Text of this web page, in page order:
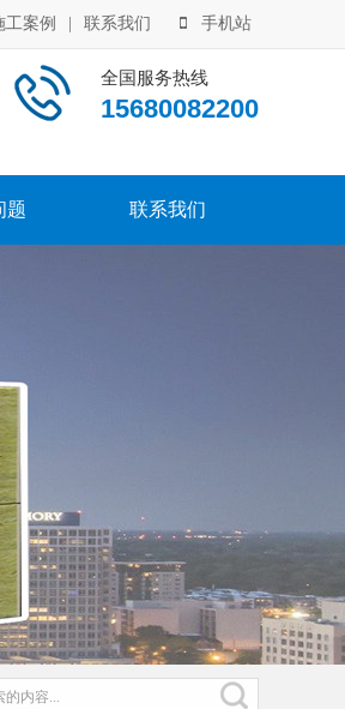
工案例 联系我们 手机站
全国服务热线
15680082200
题 联系我们